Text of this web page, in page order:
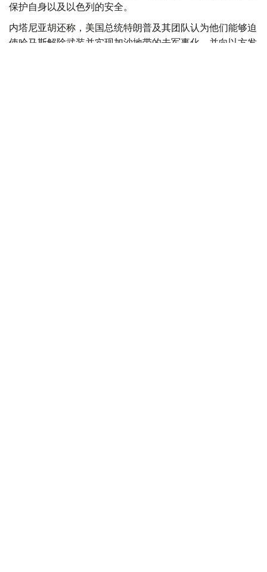
保护自身以及以色列的安全。
内塔尼亚胡还称，美国总统特朗普及其团队认为他们能够迫
使哈马斯解除武装并实现加沙地带的去军事化，并向以方发